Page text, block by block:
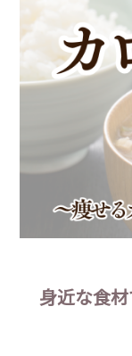
身近な食